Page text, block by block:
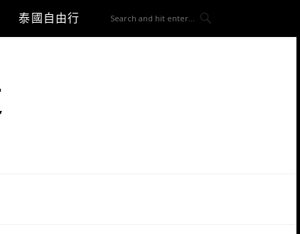
泰國自由行